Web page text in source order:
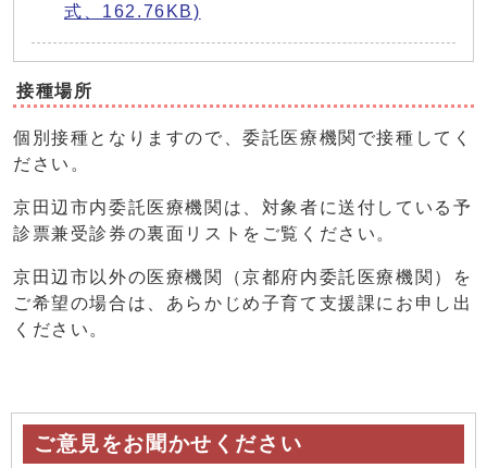
式、162.76KB)
接種場所
個別接種となりますので、委託医療機関で接種してく
ださい。
京田辺市内委託医療機関は、対象者に送付している予
診票兼受診券の裏面リストをご覧ください。
京田辺市以外の医療機関（京都府内委託医療機関）を
ご希望の場合は、あらかじめ子育て支援課にお申し出
ください。
ご意見をお聞かせください